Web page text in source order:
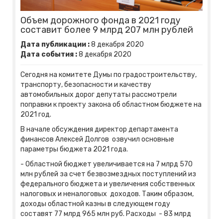
Объем дорожного фонда в 2021 году
составит более 9 млрд 207 млн рублей
Дата публикации :8 декабря 2020
Дата события :8 декабря 2020
Сегодня на комитете Думы по градостроительству,
транспорту, безопасности и качеству
автомобильных дорог депутаты рассмотрели
поправки к проекту закона об областном бюджете на
2021 год.
В начале обсуждения директор департамента
финансов Алексей Долгов озвучил основные
параметры бюджета 2021 года.
- Областной бюджет увеличивается на 7 млрд 570
млн рублей за счет безвозмездных поступлений из
федерального бюджета и увеличения собственных
налоговых и неналоговых доходов. Таким образом,
доходы областной казны в следующем году
составят 77 млрд 965 млн руб. Расходы - 83 млрд